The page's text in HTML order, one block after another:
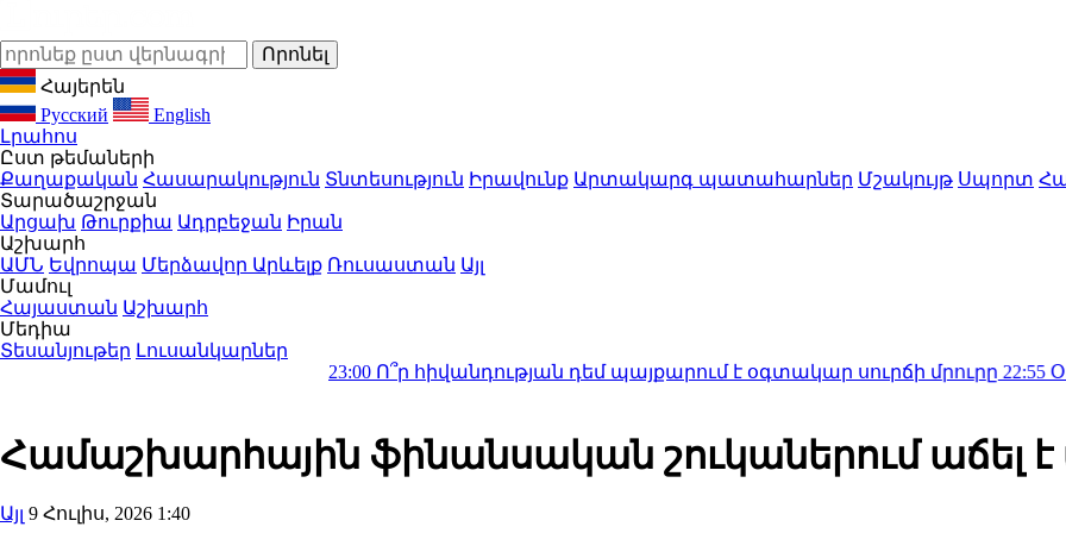
Հայերեն
Русский
English
Լրահոս
Ըստ թեմաների
Քաղաքական Հասարակություն Տնտեսություն Իրավունք Արտակարգ պատահարներ Մշակույթ Սպորտ
Տարածաշրջան
Արցախ Թուրքիա Ադրբեջան Իրան
Աշխարհ
ԱՄՆ Եվրոպա Մերձավոր Արևելք Ռուսաստան Այլ
Մամուլ
Հայաստան Աշխարհ
Մեդիա
Տեսանյութեր Լուսանկարներ
Ո՞ր հիվանդության դեմ պայքարում է օգտակար սուրճի մրուրը22:55Օդանավում
Համաշխարհային ֆինանսական շուկաներում աճել է
Այլ 9 Հուլիս, 2026 1:40